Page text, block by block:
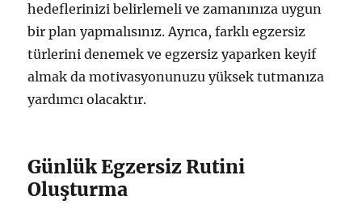
hedeflerinizi belirlemeli ve zamanınıza uygun
bir plan yapmalısınız. Ayrıca, farklı egzersiz
türlerini denemek ve egzersiz yaparken keyif
almak da motivasyonunuzu yüksek tutmanıza
yardımcı olacaktır.
Günlük Egzersiz Rutini
Oluşturma